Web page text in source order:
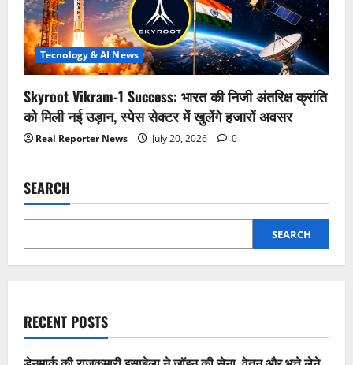
Tecnology & AI News
Skyroot Vikram-1 Success: भारत की निजी अंतरिक्ष क्रांति
को मिली नई उड़ान, स्पेस सेक्टर में खुलेंगे हजारों अवसर
Real Reporter News July 20, 2026 0
SEARCH
SEARCH
RECENT POSTS